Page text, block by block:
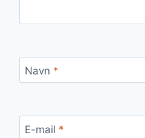
Navn *
E-mail *